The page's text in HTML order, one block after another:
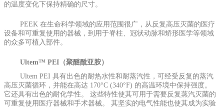
的温度变化下保持精确的尺寸。
PEEK 在生命科学领域的应用范围很广，从反复高压灭菌的医疗
设备和可重复使用的器械，到用于脊柱、冠状动脉和矫形医学等领域
的众多可植入部件。
Ultem™ PEI（聚醚酰亚胺）
Ultem PEI 具有出色的耐热水性和耐蒸汽性，可经受反复的蒸汽
高压灭菌循环，并能在高达 170°C (340°F) 的高温环境中保持强度。
它还具有出色的耐化学性。 这些特性使其可用于需要反复蒸汽灭菌的
可重复使用医疗器械和手术器械。 其坚实的电气性能也使其成为实验